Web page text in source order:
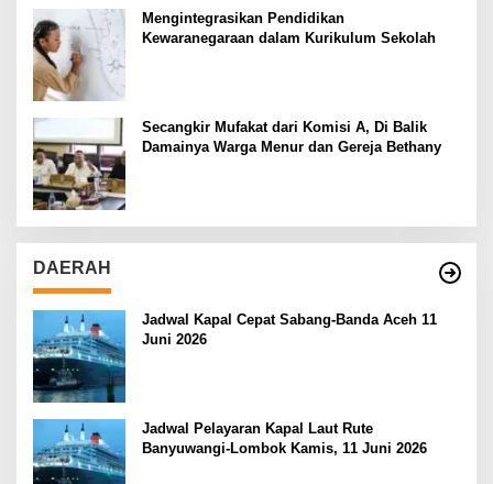
Mengintegrasikan Pendidikan
Kewaranegaraan dalam Kurikulum Sekolah
Secangkir Mufakat dari Komisi A, Di Balik
Damainya Warga Menur dan Gereja Bethany
DAERAH
Jadwal Kapal Cepat Sabang-Banda Aceh 11
Juni 2026
Jadwal Pelayaran Kapal Laut Rute
Banyuwangi-Lombok Kamis, 11 Juni 2026